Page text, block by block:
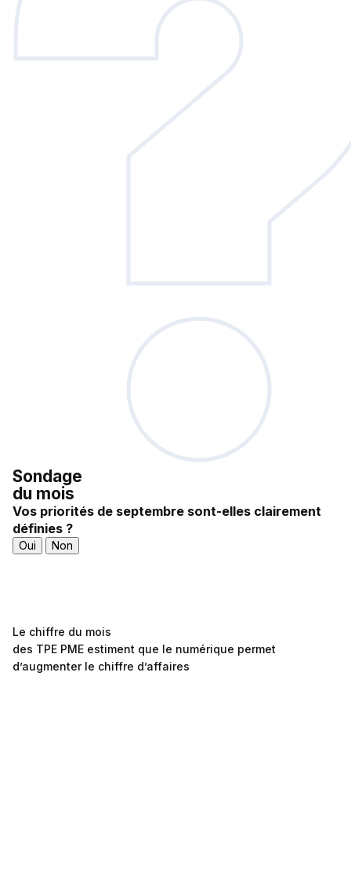
Sondage
du mois
Vos priorités de septembre sont-elles clairement
définies ?
Oui Non
Le chiffre du mois
des TPE PME estiment que le numérique permet
d’augmenter le chiffre d’affaires